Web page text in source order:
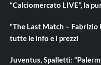
“Calciomercato LIVE”, la
“The Last Match –
tutte le info e i prezzi
Juventus, Spalletti: